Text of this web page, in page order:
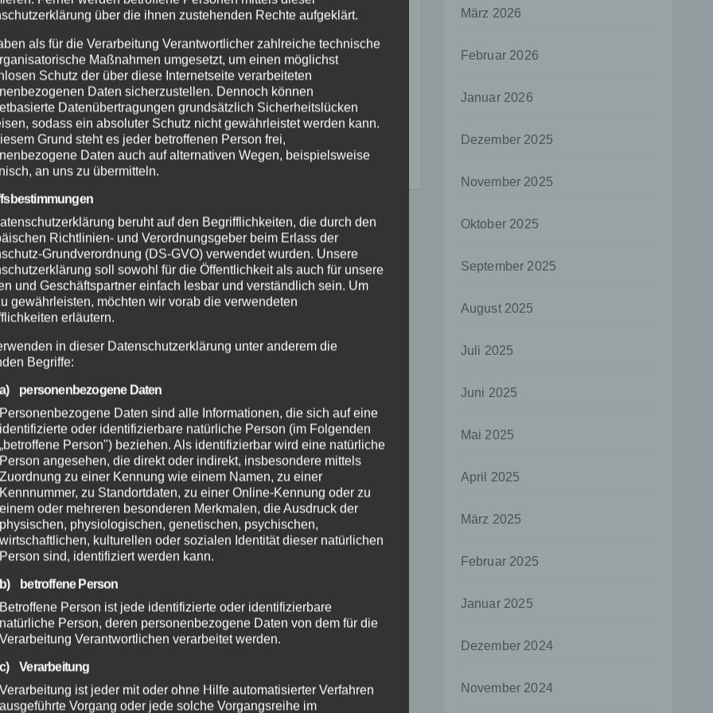
bei
auf
2026
FEUERWEHR NEUWIED
Waldbrand bei
Leutesdorf schnell
gelöscht –
Feuerwehr warnt
7. AUG. 2026
März 2026
Februar 2026
Januar 2026
Dezember 2025
November 2025
Oktober 2025
September 2025
August 2025
Juli 2025
Juni 2025
Mai 2025
April 2025
März 2025
Februar 2025
Januar 2025
Dezember 2024
November 2024
über die ihnen zustehenden Rechte aufgeklärt.
als für die Verarbeitung Verantwortlicher zahlreiche technische
Maßnahmen umgesetzt, um einen möglichst
Schutz der über diese Internetseite verarbeiteten
Daten sicherzustellen. Dennoch können
Datenübertragungen grundsätzlich Sicherheitslücken
sodass ein absoluter Schutz nicht gewährleistet werden kann.
Grund steht es jeder betroffenen Person frei,
Daten auch auf alternativen Wegen, beispielsweise
an uns zu übermitteln.
beruht auf den Begrifflichkeiten, die durch den
Richtlinien- und Verordnungsgeber beim Erlass der
Grundverordnung (DS-GVO) verwendet wurden. Unsere
soll sowohl für die Öffentlichkeit als auch für unsere
und Geschäftspartner einfach lesbar und verständlich sein. Um
gewährleisten, möchten wir vorab die verwendeten
erläutern.
in dieser Datenschutzerklärung unter anderem die
Begriffe:
a) personenbezogene Daten
Personenbezogene Daten sind alle Informationen, die sich auf eine
identifizierte oder identifizierbare natürliche Person (im Folgenden
„betroffene Person") beziehen. Als identifizierbar wird eine natürliche
Person angesehen, die direkt oder indirekt, insbesondere mittels
Zuordnung zu einer Kennung wie einem Namen, zu einer
Kennnummer, zu Standortdaten, zu einer Online-Kennung oder zu
einem oder mehreren besonderen Merkmalen, die Ausdruck der
physischen, physiologischen, genetischen, psychischen,
wirtschaftlichen, kulturellen oder sozialen Identität dieser natürlichen
Person sind, identifiziert werden kann.
b) betroffene Person
Betroffene Person ist jede identifizierte oder identifizierbare
natürliche Person, deren personenbezogene Daten von dem für die
Verarbeitung Verantwortlichen verarbeitet werden.
c) Verarbeitung
Verarbeitung ist jeder mit oder ohne Hilfe automatisierter Verfahren
ausgeführte Vorgang oder jede solche Vorgangsreihe im